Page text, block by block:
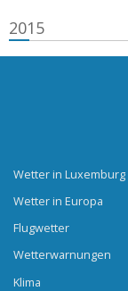
2015
Wetter in Luxemburg
Wetter in Europa
Flugwetter
Wetterwarnungen
Klima